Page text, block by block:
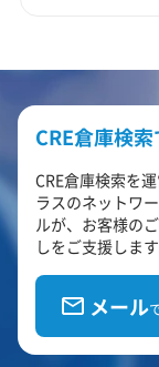
CRE倉庫検
CRE倉庫検索を
ラスのネットワ
ルが、お客様の
しをご支援します
メール